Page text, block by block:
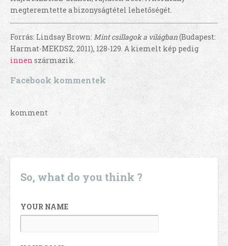
megteremtette a bizonyságtétel lehetőségét.
Forrás: Lindsay Brown: Mint csillagok a világban(Budapest:
Harmat-MEKDSZ, 2011), 128-129. A kiemelt kép pedig
innen származik.
Facebook kommentek
komment
So, what do you think ?
YOUR NAME